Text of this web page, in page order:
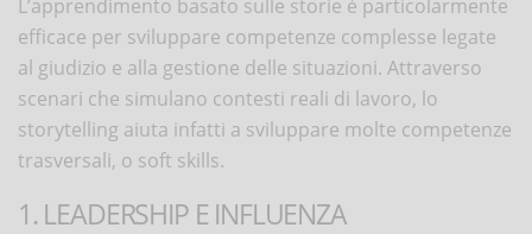
L’apprendimento basato sulle storie è particolarmente
efficace per sviluppare competenze complesse legate
al giudizio e alla gestione delle situazioni. Attraverso
scenari che simulano contesti reali di lavoro, lo
storytelling aiuta infatti a sviluppare molte competenze
trasversali, o soft skills.
1. LEADERSHIP E INFLUENZA